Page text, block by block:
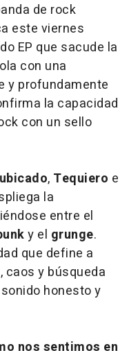
de rock
este viernes
EP que sacude la
con una
y profundamente
la capacidad
con un sello
, Tequiero e
la
entre el
y el grunge.
que define a
caos y búsqueda
honesto y